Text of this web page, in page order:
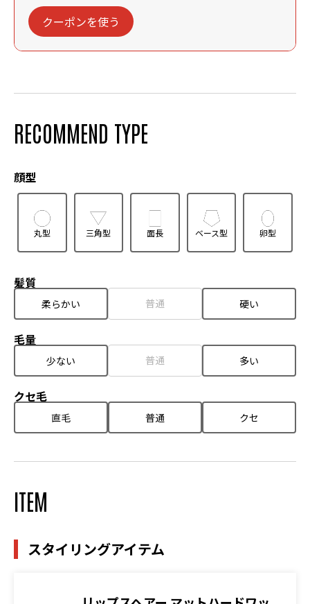
クーポンを使う
RECOMMEND TYPE
顔型
丸型 三角型 面長 ベース型 卵型
髪質
柔らかい 普通 硬い
毛量
少ない 普通 多い
クセ毛
直毛 普通 クセ
ITEM
スタイリングアイテム